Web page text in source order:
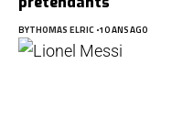
BYTHOMAS ELRIC 10 ANS AGO